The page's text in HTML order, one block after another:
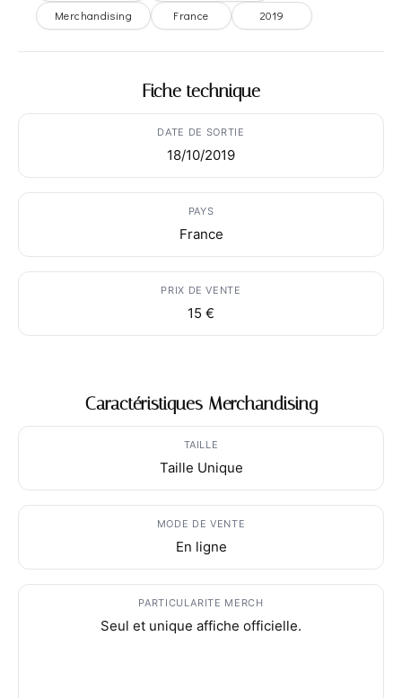
Merchandising
France 2019
Fiche technique
DATE DE SORTIE
18/10/2019
PAYS
France
PRIX DE VENTE
15 €
Caractéristiques Merchandising
TAILLE
Taille Unique
MODE DE VENTE
En ligne
PARTICULARITE MERCH
Seul et unique affiche officielle.